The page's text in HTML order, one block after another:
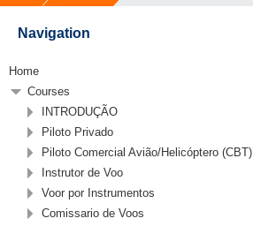
English ‎(en)‎
Navigation
Home
Courses
INTRODUÇÃO
Piloto Privado
Piloto Comercial Avião/Helicóptero (CBT)
Instrutor de Voo
Voor por Instrumentos
Comissario de Voos